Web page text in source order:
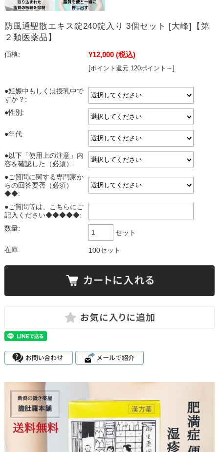
防風通聖散エキス錠240錠入り 3個セット [大峰]【第
２類医薬品】
価格: ¥12,000 (税込)
[ポイント還元 120ポイント～]
●妊娠中もしくは授乳中で
すか？:
●性別:
●年代:
●以下「使用上の注意」内
容を確認した（必須）:
●ご質問に関する専門家か
らの回答要否（必須）
◆◆:
●ご質問等は、こちらにご
記入ください◆◆◆◆◆:
数量:
セット
在庫: 100セット